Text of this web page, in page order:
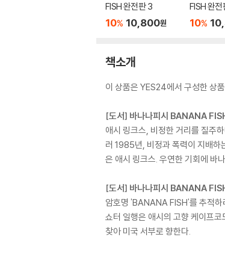
FISH 완전판 3
10% 10,800원
FISH 완
10%
책소개
이 상품은 YES24에서 구성한 상
[도서] 바나나피시 BANANA
애시 링크스, 비정한 거리를 질주
러 1985년, 비정과 폭력이 지배하
은 애시 링크스. 우연한 기회에 바
[도서] 바나나피시 BANANA
암호명 'BANANA FISH'를 추적하
쇼터 일행은 애시의 고향 케이프
찾아 미국 서부로 향한다.